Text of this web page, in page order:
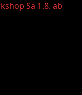
Sa 1.8. ab